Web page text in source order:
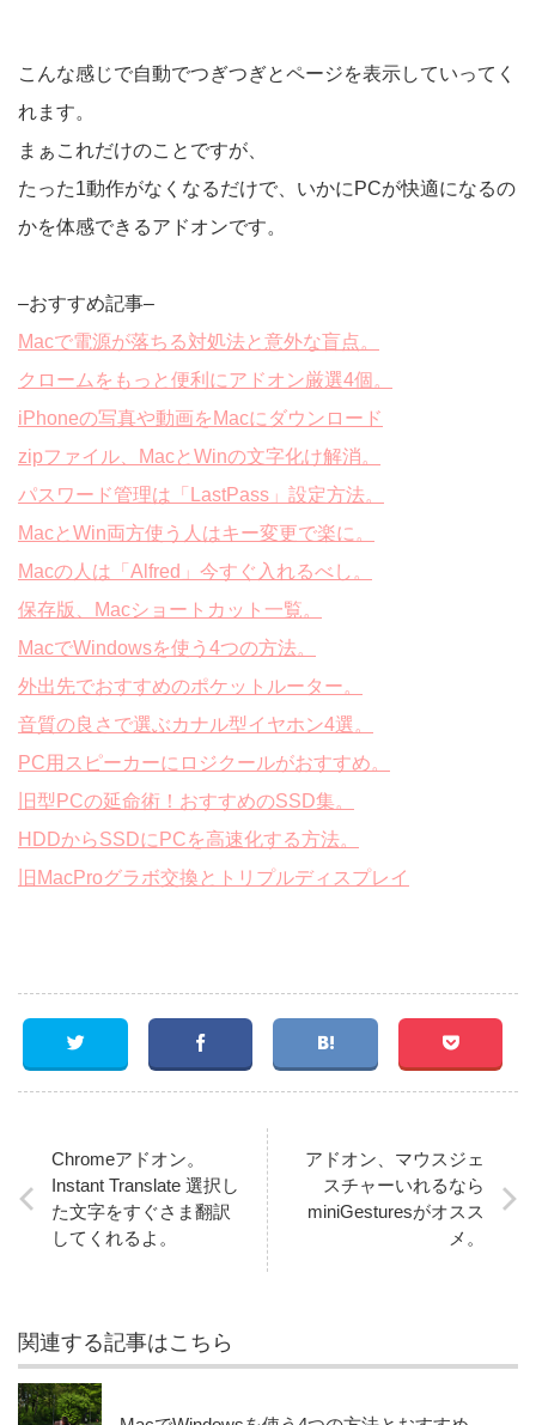
こんな感じで自動でつぎつぎとページを表示していってく
れます。
まぁこれだけのことですが、
たった1動作がなくなるだけで、いかにPCが快適になるの
かを体感できるアドオンです。
–おすすめ記事–
Macで電源が落ちる対処法と意外な盲点。
クロームをもっと便利にアドオン厳選4個。
iPhoneの写真や動画をMacにダウンロード
zipファイル、MacとWinの文字化け解消。
パスワード管理は「LastPass」設定方法。
MacとWin両方使う人はキー変更で楽に。
Macの人は「Alfred」今すぐ入れるべし。
保存版、Macショートカット一覧。
MacでWindowsを使う4つの方法。
外出先でおすすめのポケットルーター。
音質の良さで選ぶカナル型イヤホン4選。
PC用スピーカーにロジクールがおすすめ。
旧型PCの延命術！おすすめのSSD集。
HDDからSSDにPCを高速化する方法。
旧MacProグラボ交換とトリプルディスプレイ
Chromeアドオン。
Instant Translate 選択し
た文字をすぐさま翻訳
してくれるよ。
アドオン、マウスジェ
スチャーいれるなら
miniGesturesがオスス
メ。
関連する記事はこちら